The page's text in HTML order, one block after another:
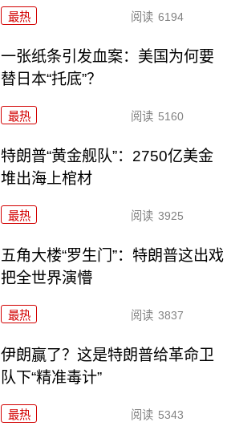
最热 阅读 6194
一张纸条引发血案：美国为何要
替日本“托底”？
最热 阅读 5160
特朗普“黄金舰队”：2750亿美金
堆出海上棺材
最热 阅读 3925
五角大楼“罗生门”：特朗普这出戏
把全世界演懵
最热 阅读 3837
伊朗赢了？这是特朗普给革命卫
队下“精准毒计”
最热 阅读 5343